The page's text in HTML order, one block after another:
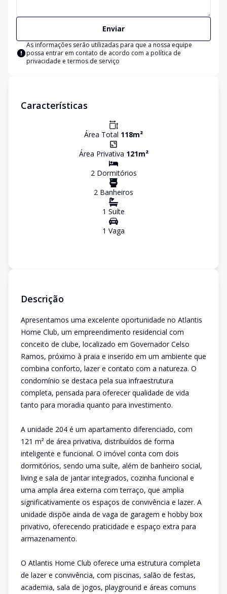
Enviar
As informações serão utilizadas para que a nossa equipe
possa entrar em contato de acordo com a política de
privacidade e termos de serviço
Características
Área Total 118m²
Área Privativa 121m²
2Dormitórios
2 Banheiros
1 Suíte
1 Vaga
Descrição
Apresentamos uma excelente oportunidade no Atlantis
Home Club, um empreendimento residencial com
conceito de clube, localizado em Governador Celso
Ramos, próximo à praia e inserido em um ambiente que
combina conforto, lazer e contato com a natureza. O
condomínio se destaca pela sua infraestrutura
completa, pensada para oferecer qualidade de vida
tanto para moradia quanto para investimento.
A unidade 204 é um apartamento diferenciado, com
121 m² de área privativa, distribuídos de forma
inteligente e funcional. O imóvel conta com dois
dormitórios, sendo uma suíte, além de banheiro social,
living e sala de jantar integrados, cozinha funcional e
uma ampla área externa com terraço, que amplia
significativamente os espaços de convivência e lazer. A
unidade dispõe ainda de vaga de garagem e hobby box
privativo, oferecendo praticidade e espaço extra para
armazenamento.
O Atlantis Home Club oferece uma estrutura completa
de lazer e convivência, com piscinas, salão de festas,
academia, sala de jogos, playground e áreas comuns